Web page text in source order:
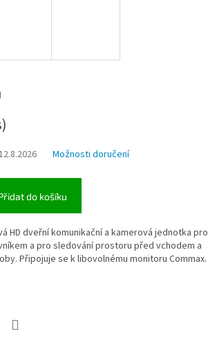
Možnosti doručení
do košíku
HD dveřní komunikační a kamerová jednotka pro
a pro sledování prostoru před vchodem a
Připojuje se k libovolnému monitoru Commax.